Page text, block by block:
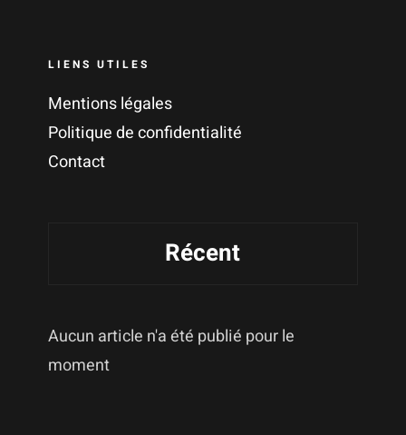
LIENS UTILES
Mentions légales
Politique de confidentialité
Contact
Récent
Aucun article n'a été publié pour le
moment